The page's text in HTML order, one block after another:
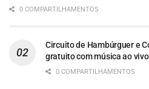
0 COMPARTILHAMENTOS
Circuito de Hambúrguer e
gratuito com música ao
0 COMPARTILHAMENTOS